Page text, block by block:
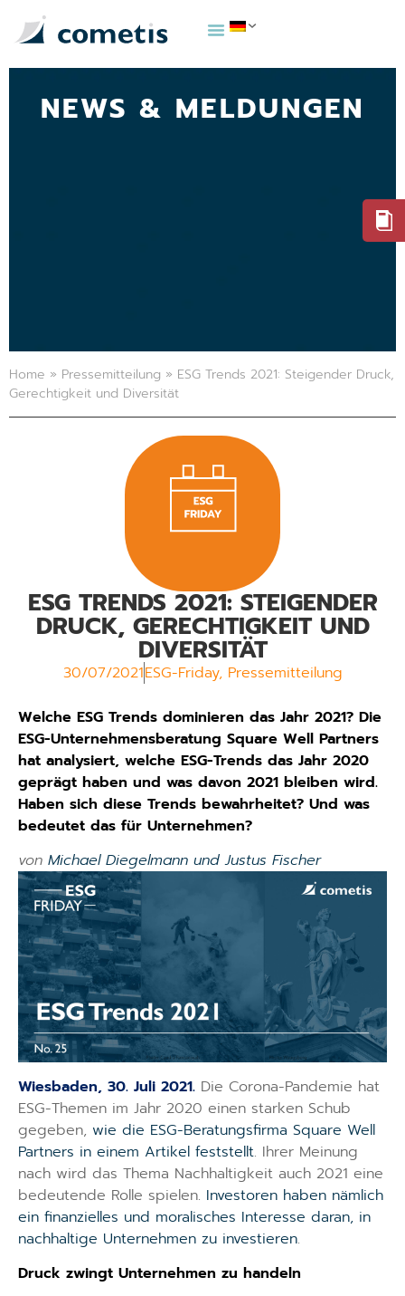
NEWS & MELDUNGEN
Home » Pressemitteilung » ESG Trends 2021: Steigender Druck,
Gerechtigkeit und Diversität
ESG TRENDS 2021: STEIGENDER
DRUCK, GERECHTIGKEIT UND
DIVERSITÄT
30/07/2021ESG-Friday, Pressemitteilung
Welche ESG Trends dominieren das Jahr 2021? Die
ESG-Unternehmensberatung Square Well Partners
hat analysiert, welche ESG-Trends das Jahr 2020
geprägt haben und was davon 2021 bleiben wird.
Haben sich diese Trends bewahrheitet? Und was
bedeutet das für Unternehmen?
von Michael Diegelmann und Justus Fischer
Wiesbaden, 30. Juli 2021. Die Corona-Pandemie hat
ESG-Themen im Jahr 2020 einen starken Schub
gegeben, wie die ESG-Beratungsfirma Square Well
Partners in einem Artikel feststellt. Ihrer Meinung
nach wird das Thema Nachhaltigkeit auch 2021 eine
bedeutende Rolle spielen. Investoren haben nämlich
ein finanzielles und moralisches Interesse daran, in
nachhaltige Unternehmen zu investieren.
Druck zwingt Unternehmen zu handeln